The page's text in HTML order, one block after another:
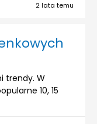
2 lata temu
trendy. W
10, 15